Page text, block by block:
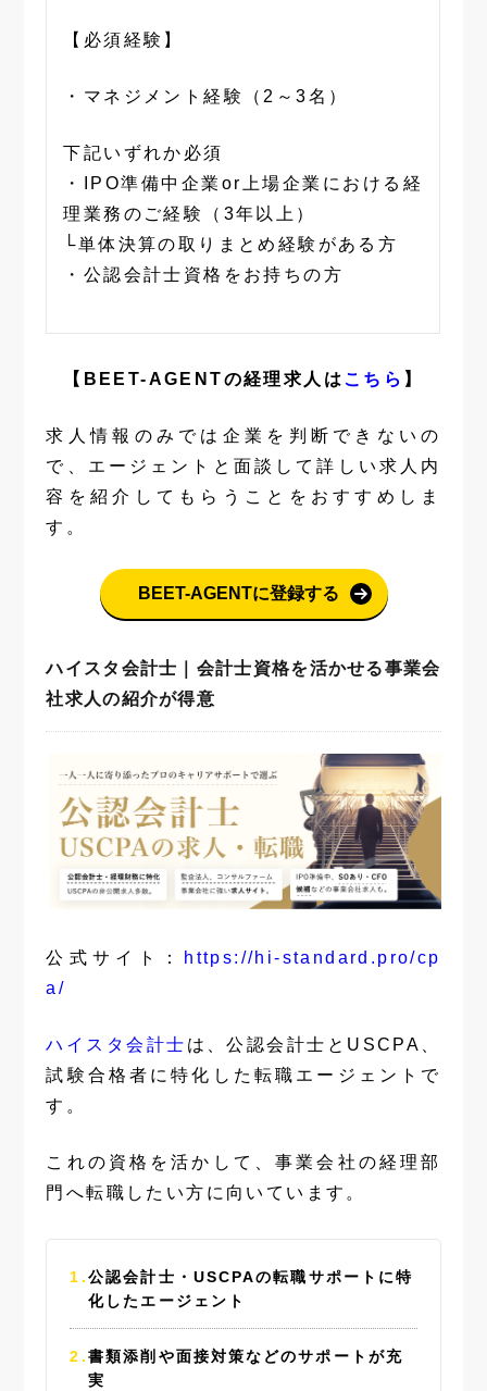
【必須経験】
・マネジメント経験（2～3名）
下記いずれか必須
・IPO準備中企業or上場企業における経
理業務のご経験（3年以上）
└単体決算の取りまとめ経験がある方
・公認会計士資格をお持ちの方
【BEET-AGENTの経理求人はこちら 】
求人情報のみでは企業を判断できないの
で、エージェントと面談して詳しい求人内
容を紹介してもらうことをおすすめしま
す。
BEET-AGENTに登録する
ハイスタ会計士｜会計士資格を活かせる事業会
社求人の紹介が得意
公式サイト：
https://hi-standard.pro/cp
a/
ハイスタ会計士 は、公認会計士とUSCPA、
試験合格者に特化した転職エージェントで
す。
これの資格を活かして、事業会社の経理部
門へ転職したい方に向いています。
公認会計士・USCPAの転職サポートに特
化したエージェント
書類添削や面接対策などのサポートが充
実